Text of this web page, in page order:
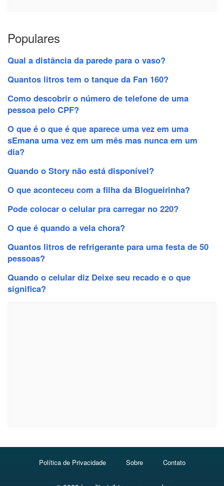
Populares
Qual a distância da parede para o vaso?
Quantos litros tem o tanque da Fan 160?
Como descobrir o número de telefone de uma
pessoa pelo CPF?
O que é o que é que aparece uma vez em uma
sEmana uma vez em um mês mas nunca em um
dia?
Quando o Story não está disponível?
O que aconteceu com a filha da Blogueirinha?
Pode colocar o celular pra carregar no 220?
O que é quando a vela chora?
Quantos litros de refrigerante para uma festa de 50
pessoas?
Quando o celular diz Deixe seu recado e o que
significa?
Política de Privacidade Sobre Contato